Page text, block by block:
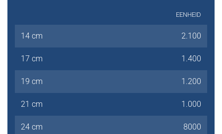
EENHEID
14 cm 2.100
17 cm 1.400
19 cm 1.200
21 cm 1.000
24 cm 8000